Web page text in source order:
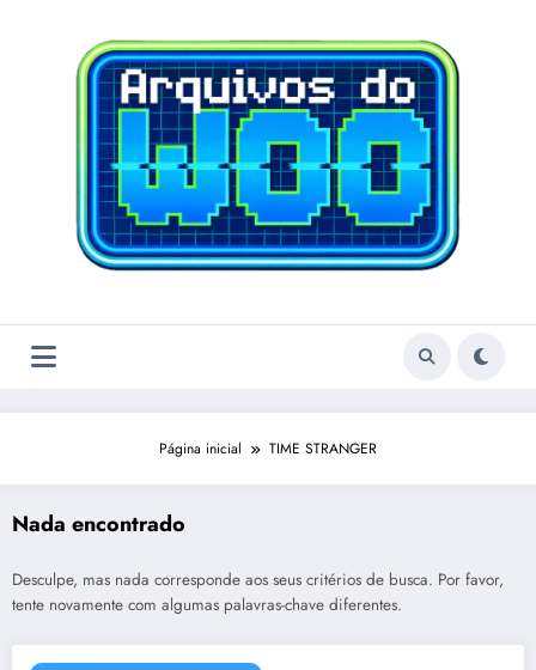
Página inicial TIME STRANGER
Nada encontrado
Desculpe, mas nada corresponde aos seus critérios de busca. Por favor,
tente novamente com algumas palavras-chave diferentes.